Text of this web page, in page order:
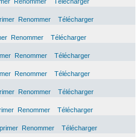
Renommer
Télécharger
Renommer
Télécharger
Renommer
Télécharger
Renommer
Télécharger
Renommer
Télécharger
Renommer
Télécharger
Renommer
Télécharger